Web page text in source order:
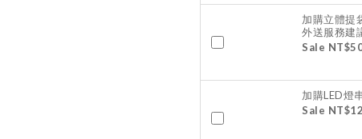
加購立體提
外送服務建
Sale
加購LED燈
Sale